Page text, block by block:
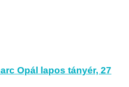
Opál lapos tányér, 27